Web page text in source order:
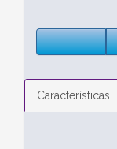
Características